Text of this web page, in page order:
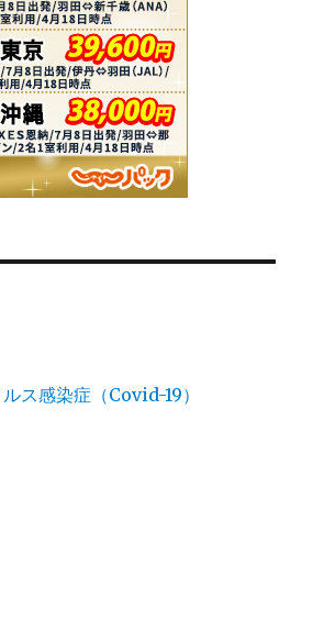
ス感染症（Covid-19）